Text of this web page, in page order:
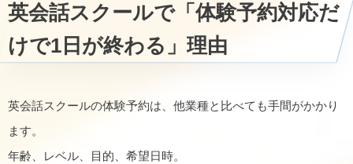
英会話スクールで「体験予約対応だ
けで1日が終わる」理由
英会話スクールの体験予約は、他業種と比べても手間がかかり
ます。
年齢、レベル、目的、希望日時。